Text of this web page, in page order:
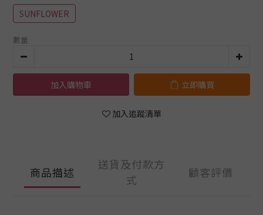
SUNFLOWER
數量
加入購物車 立即購買
加入追蹤清單
商品描述
送貨及付款方
式
顧客評價